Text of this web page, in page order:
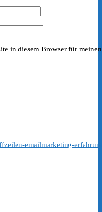
in diesem Browser für